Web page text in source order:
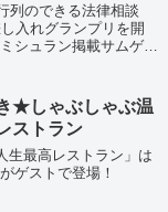
列のできる法律相談
入れグランプリを開
シュラン掲載サムゲタ
ーチは高級「八戸サバ
★しゃぶしゃぶ温
ストラン
生最高レストラン」は
ゲストで登場！